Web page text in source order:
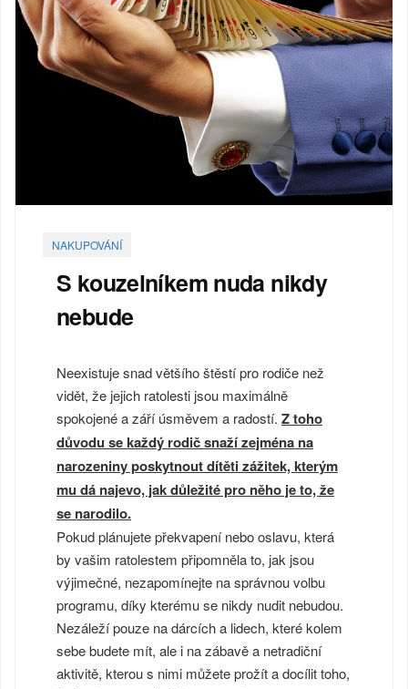
NAKUPOVÁNÍ
S kouzelníkem nuda nikdy
nebude
Neexistuje snad většího štěstí pro rodiče než
vidět, že jejich ratolesti jsou maximálně
spokojené a září úsměvem a radostí. Z toho
důvodu se každý rodič snaží zejména na
narozeniny poskytnout dítěti zážitek, kterým
mu dá najevo, jak důležité pro něho je to, že
se narodilo.
Pokud plánujete překvapení nebo oslavu, která
by vašim ratolestem připomněla to, jak jsou
výjimečné, nezapomínejte na správnou volbu
programu, díky kterému se nikdy nudit nebudou.
Nezáleží pouze na dárcích a lidech, které kolem
sebe budete mít, ale i na zábavě a netradiční
aktivitě, kterou s nimi můžete prožít a docílit toho,